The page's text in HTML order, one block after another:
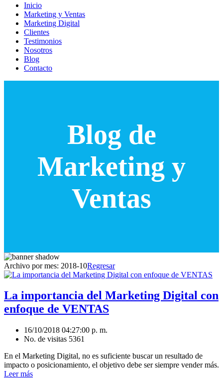
Inicio
Marketing y Ventas
Marketing Digital
Clientes
Testimonios
Nosotros
Blog
Contacto
Blog de
Marketing y
Ventas
Archivo por mes: 2018-10Regresar
La importancia del Marketing Digital con
enfoque de VENTAS
16/10/2018 04:27:00 p. m.
No. de visitas 5361
En el Marketing Digital, no es suficiente buscar un resultado de
impacto o posicionamiento, el objetivo debe ser siempre vender más.
Leer más